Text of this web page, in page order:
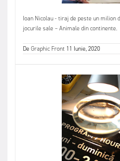
Ioan Nicolau - tiraj de peste un milion
jocurile sale – Animale din continente.
DeGraphic Front 11 Iunie, 2020